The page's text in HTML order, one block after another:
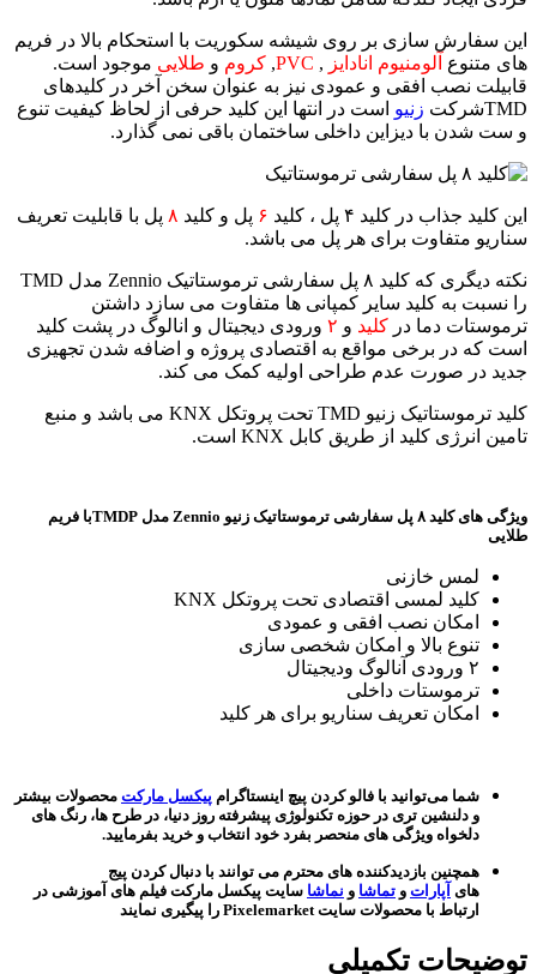
این سفارش سازی بر روی شیشه سکوریت با استحکام بالا در فریم
های متنوع آلومنیوم انادایز ,
PVC
, کروم و طلایی موجود است.
قابیلت نصب افقی و عمودی نیز به عنوان سخن آخر در کلیدهای
TMDشرکت
زنیو است در انتها این کلید حرفی از لحاظ کیفیت تنوع
و ست شدن با دیزاین داخلی ساختمان باقی نمی گذارد.
این کلید جذاب در کلید ۴ پل ، کلید ۶ پل و کلید ۸ پل با قابلیت تعریف
سناریو متفاوت برای هر پل می باشد.
نکته دیگری که کلید ۸ پل سفارشی ترموستاتیک Zennio مدل TMD
را نسبت به کلید سایر کمپانی ها متفاوت می سازد داشتن
ترموستات دما در کلید و ۲ ورودی دیجیتال و انالوگ در پشت کلید
است که در برخی مواقع به اقتصادی پروژه و اضافه شدن تجهیزی
جدید در صورت عدم طراحی اولیه کمک می کند.
کلید ترموستاتیک زنیو TMD تحت پروتکل KNX می باشد و منبع
تامین انرژی کلید از طریق کابل KNX است.
ویژگی های کلید ۸ پل سفارشی ترموستاتیک زنیو Zennio مدل TMDPبا فریم
طلایی
لمس خازنی
کلید لمسی اقتصادی تحت پروتکل KNX
امکان نصب افقی و عمودی
تنوع بالا و امکان شخصی سازی
۲ ورودی آنالوگ ودیجیتال
ترموستات داخلی
امکان تعریف سناریو برای هر کلید
شما می‌توانید با فالو کردن پیچ اینستاگرام پیکسل مارکت محصولات بیشتر
و دلنشین تری در حوزه تکنولوژی پیشرفته روز دنیا، در طرح ها، رنگ های
دلخواه ویژگی های منحصر بفرد خود انتخاب و خرید بفرمایید.
همچنین بازدیدکننده های محترم می توانند با دنبال کردن پیج
های آپارات و تماشا و نماشا سایت پیکسل مارکت فیلم های آموزشی در
ارتباط با محصولات سایت Pixelemarket را پیگیری نمایند
توضیحات تکمیلی